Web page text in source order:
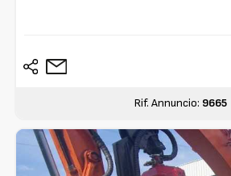
Rif. Annuncio: 9665